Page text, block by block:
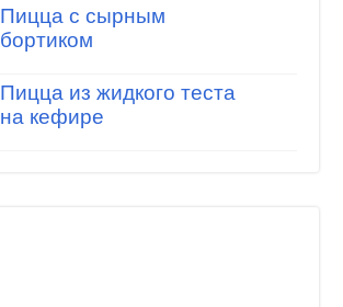
Пицца с сырным
бортиком
Пицца из жидкого теста
на кефире